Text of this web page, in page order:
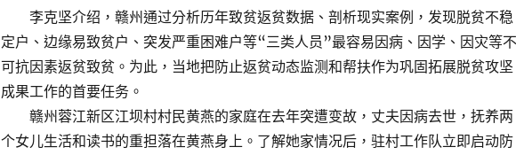
李克坚介绍，赣州通过分析历年致贫返贫数据、剖析现实案例，发现脱贫不稳
定户、边缘易致贫户、突发严重困难户等“三类人员”最容易因病、因学、因灾等不
可抗因素返贫致贫。为此，当地把防止返贫动态监测和帮扶作为巩固拓展脱贫攻坚
成果工作的首要任务。
赣州蓉江新区江坝村村民黄燕的家庭在去年突遭变故，丈夫因病去世，抚养两
个女儿生活和读书的重担落在黄燕身上。了解她家情况后，驻村工作队立即启动防